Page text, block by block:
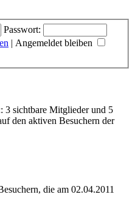
Passwort:
| Angemeldet bleiben
3 sichtbare Mitglieder und 5
den aktiven Besuchern der
die am 02.04.2011